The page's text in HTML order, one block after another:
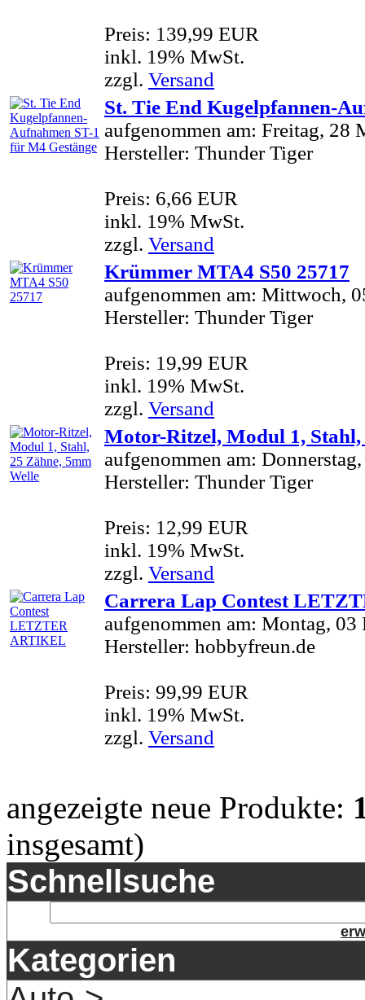
Preis: 139,99 EUR
inkl. 19% MwSt.
zzgl. Versand
St. Tie End Kugelpfannen-
aufgenommen am: Freitag, 28
Hersteller: Thunder Tiger
Preis: 6,66 EUR
inkl. 19% MwSt.
zzgl. Versand
Krümmer MTA4 S50 25717
aufgenommen am: Mittwoch,
Hersteller: Thunder Tiger
Preis: 19,99 EUR
inkl. 19% MwSt.
zzgl. Versand
Motor-Ritzel, Modul 1, Stahl,
aufgenommen am:
Hersteller: Thunder Tiger
Preis: 12,99 EUR
inkl. 19% MwSt.
zzgl. Versand
Carrera Lap Contest
aufgenommen am: Montag, 03
Hersteller: hobbyfreun.de
Preis: 99,99 EUR
inkl. 19% MwSt.
zzgl. Versand
angezeigte neue Produkte:
insgesamt)
Schnellsuche
Kategorien